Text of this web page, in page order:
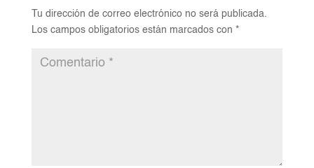
Tu dirección de correo electrónico no será publicada.
Los campos obligatorios están marcados con *